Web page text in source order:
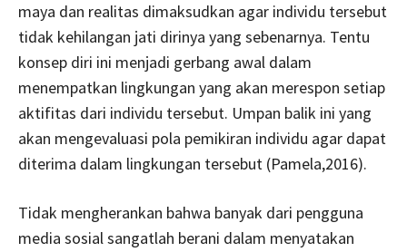
maya dan realitas dimaksudkan agar individu tersebut
tidak kehilangan jati dirinya yang sebenarnya. Tentu
konsep diri ini menjadi gerbang awal dalam
menempatkan lingkungan yang akan merespon setiap
aktifitas dari individu tersebut. Umpan balik ini yang
akan mengevaluasi pola pemikiran individu agar dapat
diterima dalam lingkungan tersebut (Pamela,2016).
Tidak mengherankan bahwa banyak dari pengguna
media sosial sangatlah berani dalam menyatakan